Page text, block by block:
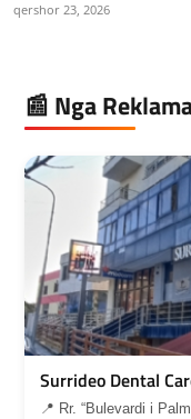
qershor 23, 2026
📰 Nga
Surrideo Dental
📍 Rr. “Bulevardi i